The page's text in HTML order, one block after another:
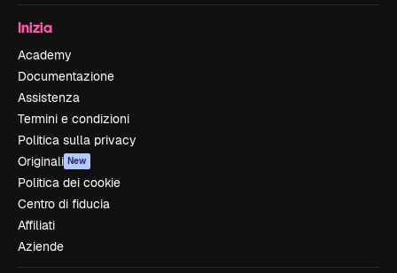
Inizia
Academy
Documentazione
Assistenza
Termini e condizioni
Politica sulla privacy
Originali New
Politica dei cookie
Centro di fiducia
Affiliati
Aziende